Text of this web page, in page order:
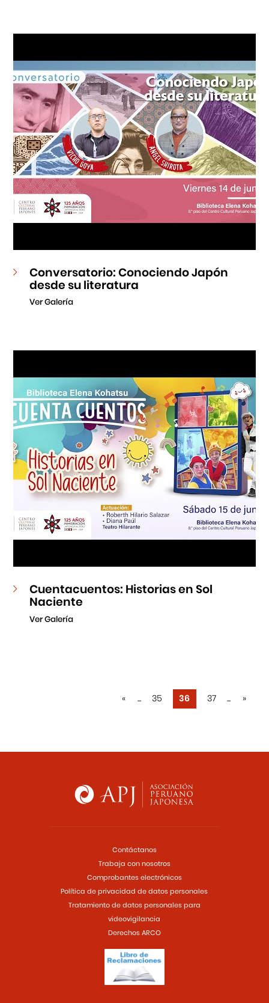
Conversatorio: Conociendo Japón
desde su literatura
Ver Galería
Cuentacuentos: Historias en Sol
Naciente
Ver Galería
« ... 35 36 37 ... »
Contáctanos
Trabaja con nosotros
Comprobantes electrónicos
Política de privacidad de datos personales
Tratamiento de datos personales para
videovigilancia
Derechos ARCO